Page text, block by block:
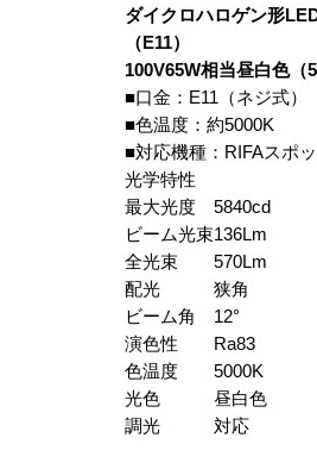
ダイクロハロゲン形
（E11）
100V65W相当昼白色（
■口金：E11（ネジ式）
■色温度：約5000K
■対応機種：RIFAスポ
光学特性
最大光度
5840cd
ビーム光束136Lm
全光束
570Lm
配光
狭角
ビーム角
12°
演色性
Ra83
色温度
5000K
光色
昼白色
調光
対応